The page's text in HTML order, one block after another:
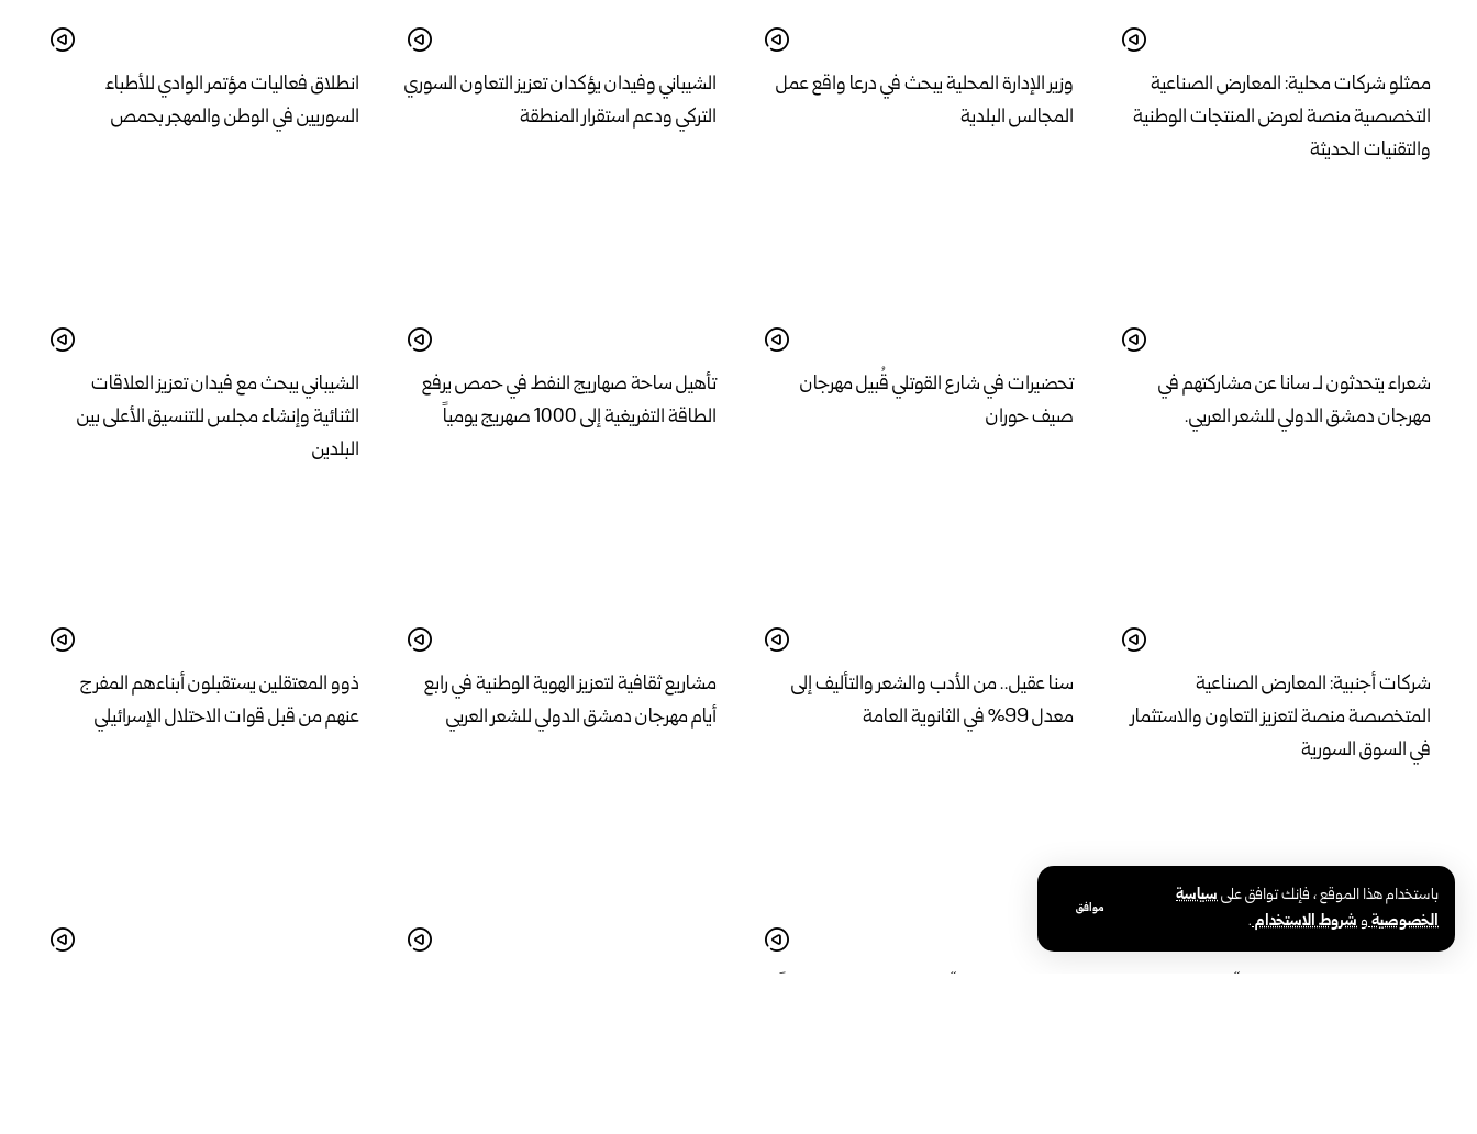
باستخدام هذا الموقع ، فإنك توافق علىسياسة
الخصوصيةوشروط الاستخدام.
موافق
ممثلو شركات محلية: المعارض الصناعية
التخصصية منصة لعرض المنتجات الوطنية
والتقنيات الحديثة
وزير الإدارة المحلية يبحث في درعا واقع عمل
المجالس البلدية
الشيباني وفيدان يؤكدان تعزيز التعاون السوري
التركي ودعم استقرار المنطقة
انطلاق فعاليات مؤتمر الوادي للأطباء
السوريين في الوطن والمهجر بحمص
شعراء يتحدثون لـ سانا عن مشاركتهم في
مهرجان دمشق الدولي للشعر العربي.
تحضيرات في شارع القوتلي قُبيل مهرجان
صيف حوران
تأهيل ساحة صهاريج النفط في حمص يرفع
الطاقة التفريغية إلى 1000 صهريج يومياً
الشيباني يبحث مع فيدان تعزيز العلاقات
الثنائية وإنشاء مجلس للتنسيق الأعلى بين
البلدين
شركات أجنبية: المعارض الصناعية
المتخصصة منصة لتعزيز التعاون والاستثمار
في السوق السورية
سنا عقيل.. من الأدب والشعر والتأليف إلى
معدل 99% في الثانوية العامة
مشاريع ثقافية لتعزيز الهوية الوطنية في رابع
أيام مهرجان دمشق الدولي للشعر العربي
ذوو المعتقلين يستقبلون أبناءهم المفرج
عنهم من قبل قوات الاحتلال الإسرائيلي